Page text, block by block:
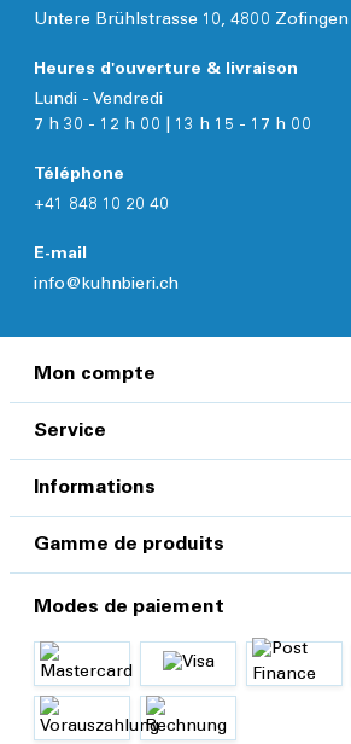
Untere Brühlstrasse 10, 4800 Zofingen
Heures d'ouverture & livraison
Lundi - Vendredi
7 h 30 - 12 h 00 | 13 h 15 - 17 h 00
Téléphone
+41 848 10 20 40
E-mail
info@kuhnbieri.ch
Mon compte
Service
Informations
Gamme de produits
Modes de paiement